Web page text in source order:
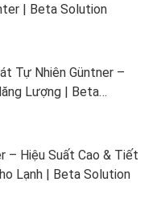
| Beta Solution
Tự Nhiên Güntner –
Lượng | Beta
– Hiệu Suất Cao & Tiết
Lạnh | Beta Solution